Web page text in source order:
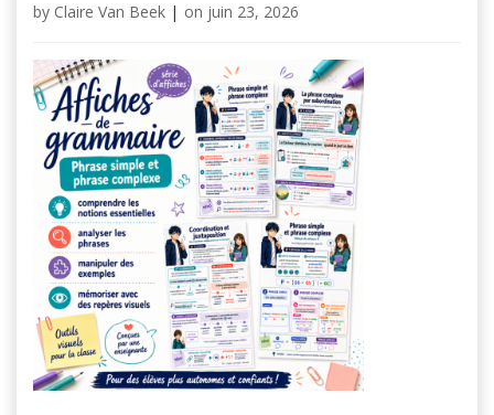
by Claire Van Beek | on juin 23, 2026